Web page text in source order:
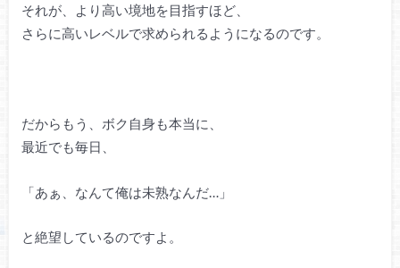
それが、より高い境地を目指すほど、
さらに高いレベルで求められるようになるのです。
だからもう、ボク自身も本当に、
最近でも毎日、
「あぁ、なんて俺は未熟なんだ…」
と絶望しているのですよ。